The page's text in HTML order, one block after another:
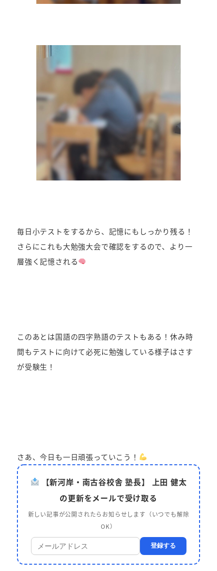
毎日小テストをするから、記憶にもしっかり残る！
さらにこれも大勉強大会で確認をするので、より一
層強く記憶される
このあとは国語の四字熟語のテストもある！休み時
間もテストに向けて必死に勉強している様子はさす
が受験生！
さあ、今日も一日頑張っていこう！
【新河岸・南古谷校舎 塾長】 上田 健太
の更新をメールで受け取る
新しい記事が公開されたらお知らせします（いつでも解除
OK）
登録する